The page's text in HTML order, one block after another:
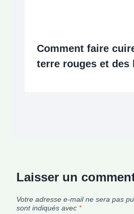
Comment faire
terre rouges et des
Laisser un
Votre adresse e-mail ne sera pas
sont indiqués avec *